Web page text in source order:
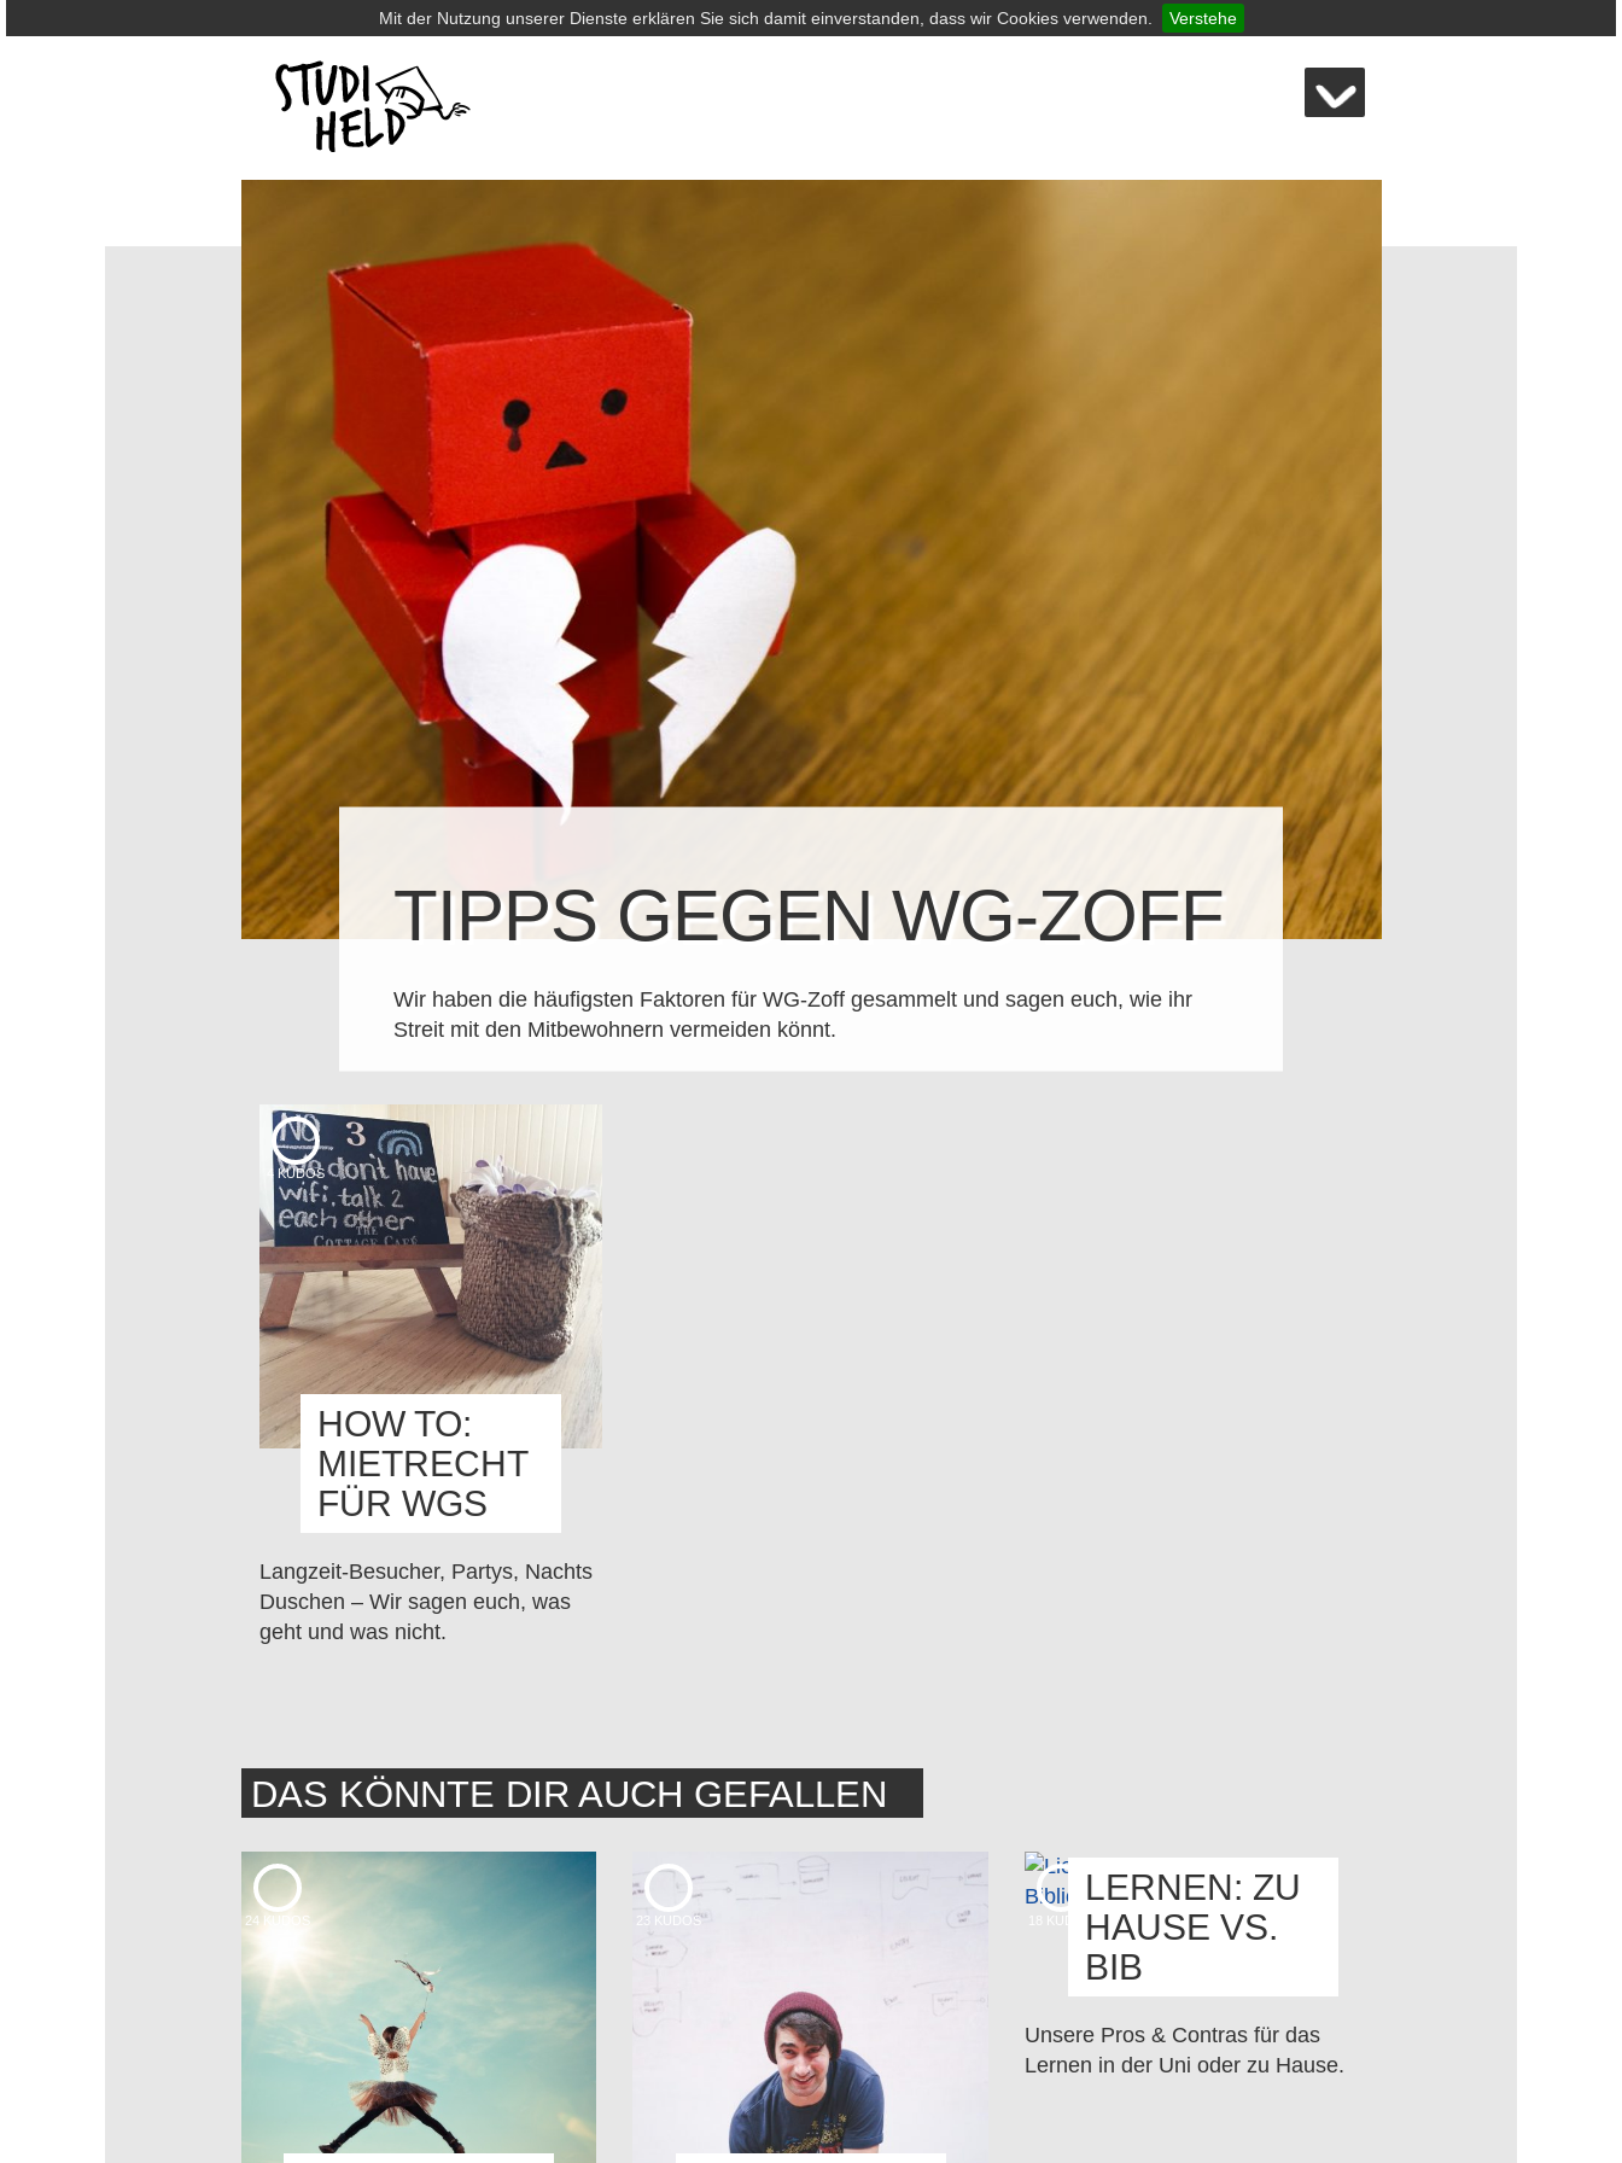
Mit der Nutzung unserer Dienste erklären Sie sich damit einverstanden, dass wir Cookies verwenden. Verstehe
TIPPS GEGEN WG-ZOFF
Wir haben die häufigsten Faktoren für WG-Zoff gesammelt und sagen euch, wie ihr
Streit mit den Mitbewohnern vermeiden könnt.
4 KUDOS
HOW TO:
MIETRECHT
FÜR WGS
Langzeit-Besucher, Partys, Nachts
Duschen – Wir sagen euch, was
geht und was nicht.
DAS KÖNNTE DIR AUCH GEFALLEN
24 KUDOS 23 KUDOS KUDOS
LERNEN: ZU
HAUSE VS.
BIB
Unsere Pros & Contras für das
Lernen in der Uni oder zu Hause.